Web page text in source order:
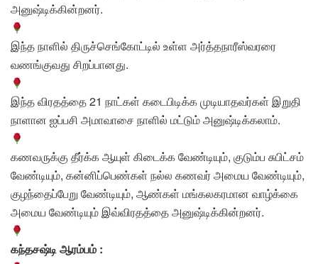
அனுஷ்டிக்கின்றனர்.
இந்த நாளில் திருச்செங்கோட்டில் உள்ள அர்த்தநாரீஸ்வரரை
வணங்குவது சிறப்பானது.
இந்த விரதத்தை 21 நாட்கள் கடைபிடிக்க முடியாதவர்கள் இறுதி
நாளான ஐப்பசி அமாவாசை நாளில் மட்டும் அனுஷ்டிக்கலாம்.
கணவருக்கு தீர்க்க ஆயுள் கிடைக்க வேண்டியும், குடும்ப சுபிட்சம்
வேண்டியும், கன்னிப்பெண்கள் நல்ல கணவர் அமைய வேண்டியும்,
குழந்தைப்பேறு வேண்டியும், ஆண்கள் மங்கலகரமான வாழ்க்கை
அமைய வேண்டியும் இவ்விரதத்தை அனுஷ்டிக்கின்றனர்.
கந்தசஷ்டி ஆரம்பம் :